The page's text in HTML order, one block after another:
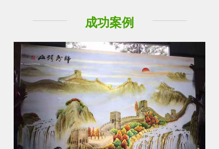
成功案例